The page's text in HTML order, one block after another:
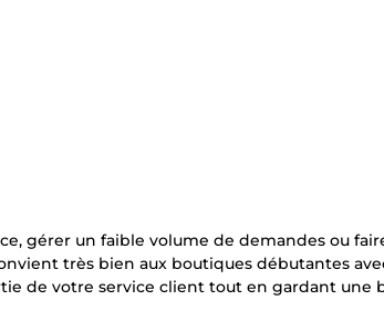
gérer un faible volume de demandes ou
très bien aux boutiques débutantes
de votre service client tout en gardant une